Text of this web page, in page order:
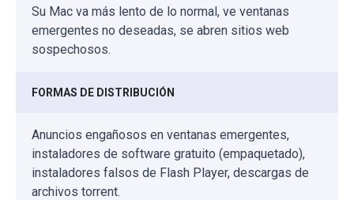
Su Mac va más lento de lo normal, ve ventanas
emergentes no deseadas, se abren sitios web
sospechosos.
FORMAS DE DISTRIBUCIÓN
Anuncios engañosos en ventanas emergentes,
instaladores de software gratuito (empaquetado),
instaladores falsos de Flash Player, descargas de
archivos torrent.